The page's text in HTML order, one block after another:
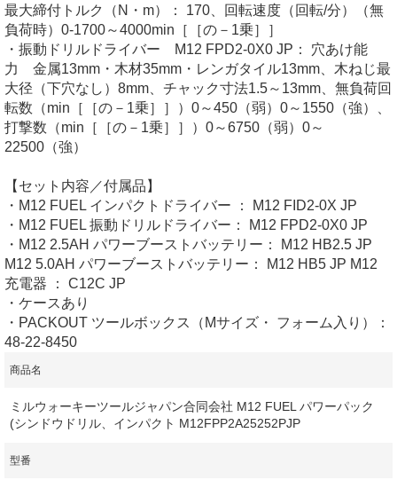
最大締付トルク（N・m）： 170、回転速度（回転/分）（無
負荷時）0-1700～4000min［［の－1乗］］
・振動ドリルドライバー M12 FPD2-0X0 JP： 穴あけ能
力 金属13mm・木材35mm・レンガタイル13mm、木ねじ最
大径（下穴なし）8mm、チャック寸法1.5～13mm、無負荷回
転数（min［［の－1乗］］）0～450（弱）0～1550（強）、
打撃数（min［［の－1乗］］）0～6750（弱）0～
22500（強）
【セット内容／付属品】
・M12 FUEL インパクトドライバー ： M12 FID2-0X JP
・M12 FUEL 振動ドリルドライバー： M12 FPD2-0X0 JP
・M12 2.5AH パワーブーストバッテリー： M12 HB2.5 JP
M12 5.0AH パワーブーストバッテリー： M12 HB5 JP M12
充電器 ： C12C JP
・ケースあり
・PACKOUT ツールボックス（Mサイズ・ フォーム入り）：
48-22-8450
商品名
ミルウォーキーツールジャパン合同会社 M12 FUEL パワーパック
(シンドウドリル、インパクト M12FPP2A25252PJP
型番